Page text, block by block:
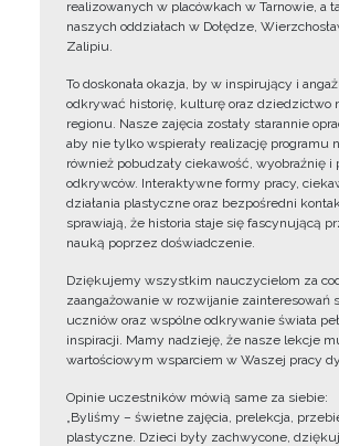
realizowanych w placówkach w Tarnowie, a
naszych oddziałach w Dołędze,
Zalipiu.
To doskonała okazja, by w inspirujący i
odkrywać historię, kulturę oraz dziedzictwo
regionu. Nasze zajęcia zostały starannie
aby nie tylko wspierały realizację programu
również pobudzały ciekawość, wyobraźnię i
odkrywców. Interaktywne formy pracy,
działania plastyczne oraz bezpośredni
sprawiają, że historia staje się fascynującą
nauką poprzez doświadczenie.
Dziękujemy wszystkim nauczycielom za
zaangażowanie w rozwijanie zainteresowań
uczniów oraz wspólne odkrywanie świata
inspiracji. Mamy nadzieję, że nasze lekcje
wartościowym wsparciem w Waszej pracy
Opinie uczestników mówią same za siebie:
„Byliśmy – świetne zajęcia, prelekcja,
plastyczne. Dzieci były zachwycone,